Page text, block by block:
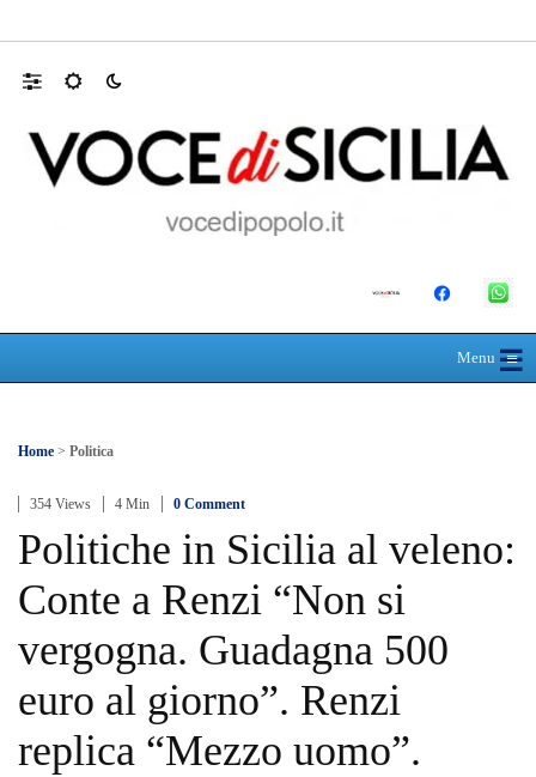
Menu≡
☰
Home > Politica
354 Views 4 Min 0 Comment
Politiche in Sicilia al veleno:
Conte a Renzi “Non si
vergogna. Guadagna 500
euro al giorno”. Renzi
replica “Mezzo uomo”.